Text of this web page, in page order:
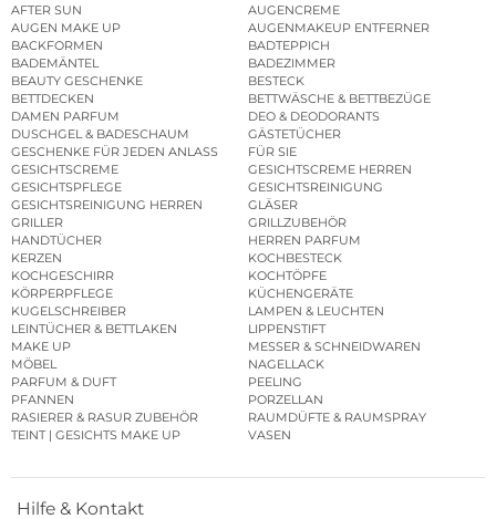
AFTER SUN
AUGENCREME
AUGEN MAKE UP
AUGENMAKEUP ENTFERNER
BACKFORMEN
BADTEPPICH
BADEMÄNTEL
BADEZIMMER
BEAUTY GESCHENKE
BESTECK
BETTDECKEN
BETTWÄSCHE & BETTBEZÜGE
DAMEN PARFUM
DEO & DEODORANTS
DUSCHGEL & BADESCHAUM
GÄSTETÜCHER
GESCHENKE FÜR JEDEN ANLASS
FÜR SIE
GESICHTSCREME
GESICHTSCREME HERREN
GESICHTSPFLEGE
GESICHTSREINIGUNG
GESICHTSREINIGUNG HERREN
GLÄSER
GRILLER
GRILLZUBEHÖR
HANDTÜCHER
HERREN PARFUM
KERZEN
KOCHBESTECK
KOCHGESCHIRR
KOCHTÖPFE
KÖRPERPFLEGE
KÜCHENGERÄTE
KUGELSCHREIBER
LAMPEN & LEUCHTEN
LEINTÜCHER & BETTLAKEN
LIPPENSTIFT
MAKE UP
MESSER & SCHNEIDWAREN
MÖBEL
NAGELLACK
PARFUM & DUFT
PEELING
PFANNEN
PORZELLAN
RASIERER & RASUR ZUBEHÖR
RAUMDÜFTE & RAUMSPRAY
TEINT | GESICHTS MAKE UP
VASEN
Hilfe & Kontakt